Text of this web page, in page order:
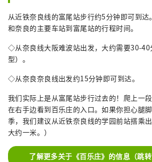
从近铁奈良线的富尾站步行约5分钟即可到
和奈良的主要车站到富尾站的行程时间。
◇从奈良线大阪难波站出发，大约需要30-40
型）。
◇从奈良奈良线出发约15分钟即可到达。
我们实际上是从富尾站步行过去的！爬上一
在右手边看到百乐庄的入口。如果你担心腿
季，我们建议从近铁奈良线的学园前站搭乘
大约一米。）
了解更多关于《百乐庄》的信息（跳转